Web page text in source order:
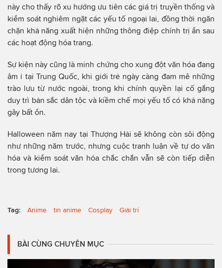
này cho thấy rõ xu hướng ưu tiên các giá trị truyền thống và
kiểm soát nghiêm ngặt các yếu tố ngoại lai, đồng thời ngăn
chặn khả năng xuất hiện những thông điệp chính trị ẩn sau
các hoạt động hóa trang.
Sự kiện này cũng là minh chứng cho xung đột văn hóa đang
âm ỉ tại Trung Quốc, khi giới trẻ ngày càng đam mê những
trào lưu từ nước ngoài, trong khi chính quyền lại cố gắng
duy trì bản sắc dân tộc và kiềm chế mọi yếu tố có khả năng
gây bất ổn.
Halloween năm nay tại Thượng Hải sẽ không còn sôi động
như những năm trước, nhưng cuộc tranh luận về tự do văn
hóa và kiểm soát văn hóa chắc chắn vẫn sẽ còn tiếp diễn
trong tương lai.
Tag: Anime tin anime Cosplay Giải trí
BÀI CÙNG CHUYÊN MỤC